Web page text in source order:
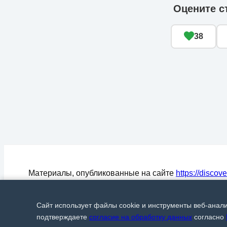
Оцените
38
Материалы, опубликованные на сайте https://
Discover24.ruобязательна.© Discover24, 2015-
Сайт использует файлы cookie и инструменты веб-
подтверждаете согласие на обработку данных согласно